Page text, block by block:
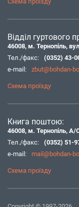
Відділ гуртового
46008, м. Тернопіль,
Тел./факс:
(0352) 43-
e-mail:
zbut@bohdan-
Схема проїзду
Книга поштою:
46008, м. Тернопіль, А/
Тел./факс:
(0352) 51-
e-mail:
mail@bohdan-
Схема проїзду